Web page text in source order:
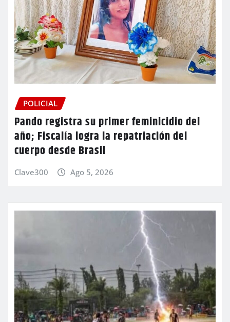
POLICIAL
Pando registra su primer feminicidio del
año; Fiscalía logra la repatriación del
cuerpo desde Brasil
Clave300 Ago 5, 2026